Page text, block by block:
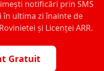
notificări prin SMS
în ultima zi înainte de
și Licenței ARR.
Gratuit